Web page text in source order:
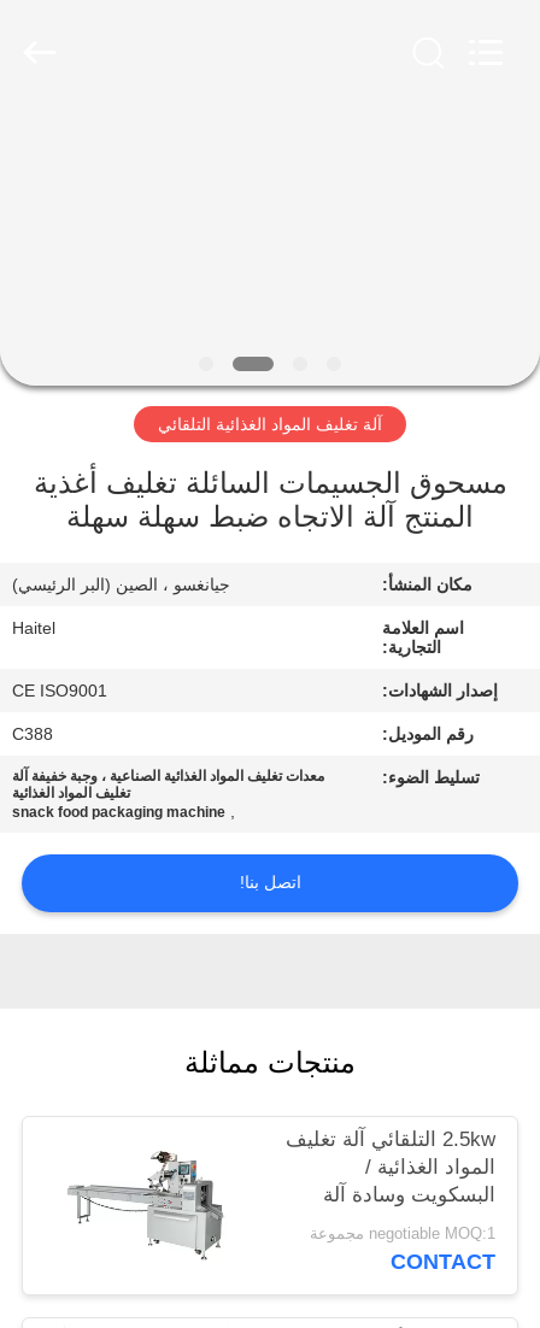
عنا
في
المعمل
مراقبة
الجودة
اقتباس
POLICY
آلة تغليف المواد الغذائية التلقائي
مسحوق الجسيمات السائلة تغليف أغذية
المنتج آلة الاتجاه ضبط سهلة سهلة
مكان المنشأ: جيانغسو ، الصين (البر الرئيسي)
اسم العلامة
التجارية:
Haitel
إصدار الشهادات: CE ISO9001
رقم الموديل: C388
تسليط الضوء:
معدات تغليف المواد الغذائية الصناعية ، وجبة خفيفة آلة
تغليف المواد الغذائية
,
snack food packaging machine
اتصل بنا!
منتجات مماثلة
2.5kw التلقائي آلة تغليف
المواد الغذائية /
البسكويت وسادة آلة
/ دقيقة
negotiable MOQ:1 مجموعة
CONTACT